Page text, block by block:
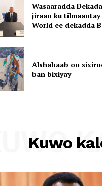
Wasaaradda
jiraan ku tilmaantay
World ee dekadda
Alshabaab oo
ban bixiyay
Kuwo
KUWO